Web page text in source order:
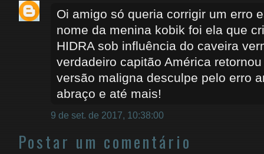
Oi amigo só queria corrigir um erro
nome da menina kobik foi ela que
HIDRA sob influência do caveira
verdadeiro capitão América
versão maligna desculpe pelo erro
abraço e até mais!
9 de set. de 2017, 10:38:00
Postar um comentário